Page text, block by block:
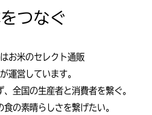
つなぐ
お米のセレクト通販
運営しています。
全国の生産者と消費者を繋ぐ。
の素晴らしさを繋げたい。